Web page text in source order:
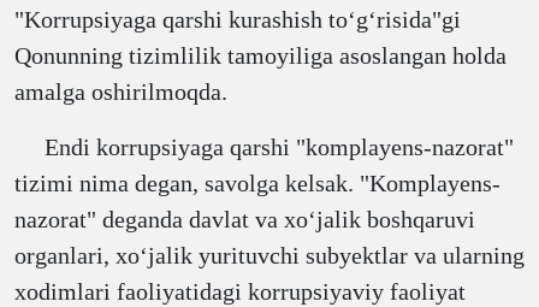
"Korrupsiyaga qarshi kurashish toʻgʻrisida"gi
Qonunning tizimlilik tamoyiliga asoslangan holda
amalga oshirilmoqda.
Endi korrupsiyaga qarshi "komplayens-nazorat"
tizimi nima degan, savolga kelsak. "Komplayens-
nazorat" deganda davlat va xoʻjalik boshqaruvi
organlari, xoʻjalik yurituvchi subyektlar va ularning
xodimlari faoliyatidagi korrupsiyaviy faoliyat